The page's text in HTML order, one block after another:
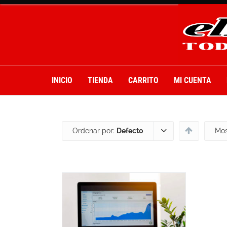
INICIO TIENDA CARRITO MI CUENTA
Ordenar por: Defecto